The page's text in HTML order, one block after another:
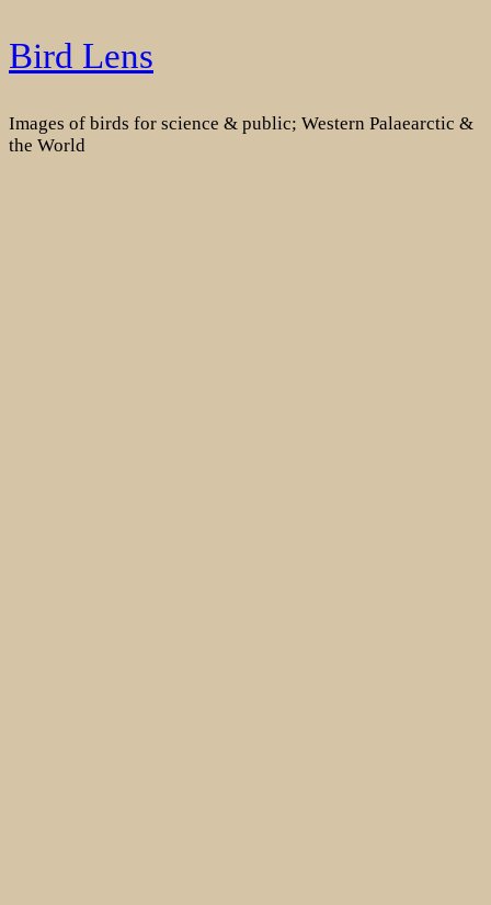
Skip
to
Bird Lens
Images of birds for science & public; Western Palaearctic &
the World